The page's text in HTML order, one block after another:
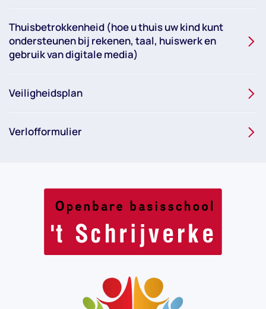
Thuisbetrokkenheid (hoe u thuis uw kind kunt
ondersteunen bij rekenen, taal, huiswerk en
gebruik van digitale media)
Veiligheidsplan
Verlofformulier